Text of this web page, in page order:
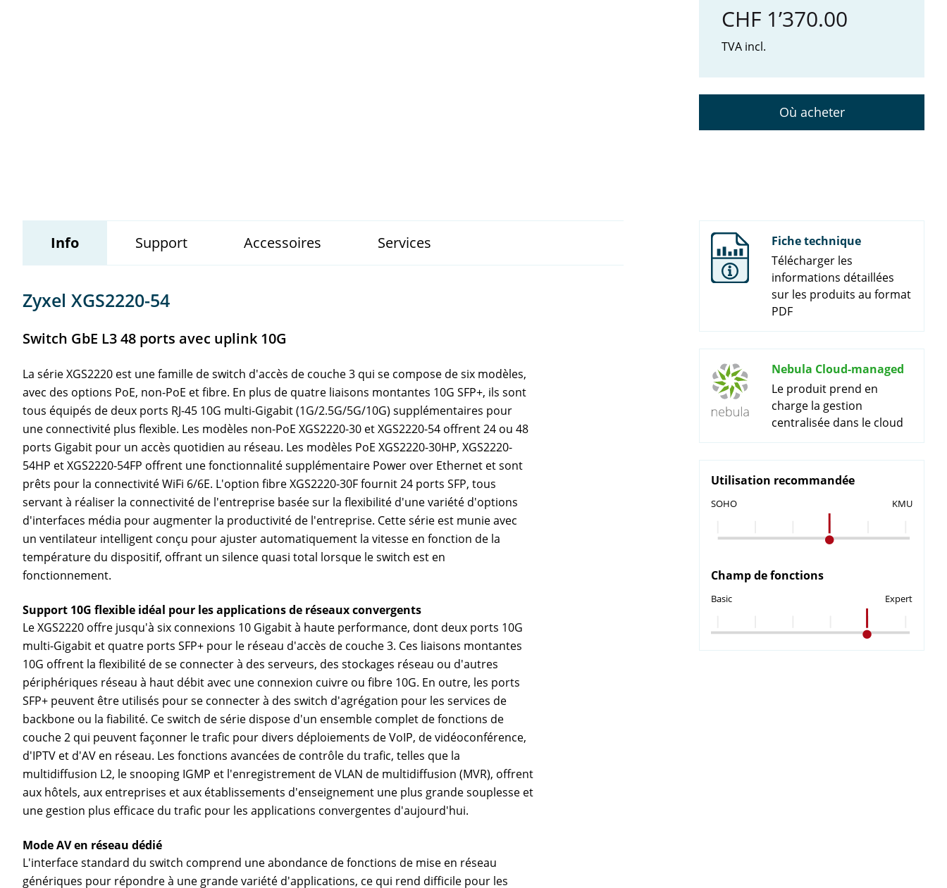
CHF 1’370.00
TVA incl.
Où acheter
Info Support Accessoires Services
Zyxel XGS2220-54
Switch GbE L3 48 ports avec uplink 10G
La série XGS2220 est une famille de switch d'accès de couche 3 qui se compose de six modèles,
avec des options PoE, non-PoE et fibre. En plus de quatre liaisons montantes 10G SFP+, ils sont
tous équipés de deux ports RJ-45 10G multi-Gigabit (1G/2.5G/5G/10G) supplémentaires pour
une connectivité plus flexible. Les modèles non-PoE XGS2220-30 et XGS2220-54 offrent 24 ou 48
ports Gigabit pour un accès quotidien au réseau. Les modèles PoE XGS2220-30HP, XGS2220-
54HP et XGS2220-54FP offrent une fonctionnalité supplémentaire Power over Ethernet et sont
prêts pour la connectivité WiFi 6/6E. L'option fibre XGS2220-30F fournit 24 ports SFP, tous
servant à réaliser la connectivité de l'entreprise basée sur la flexibilité d'une variété d'options
d'interfaces média pour augmenter la productivité de l'entreprise. Cette série est munie avec
un ventilateur intelligent conçu pour ajuster automatiquement la vitesse en fonction de la
température du dispositif, offrant un silence quasi total lorsque le switch est en
fonctionnement.
Support 10G flexible idéal pour les applications de réseaux convergents
Le XGS2220 offre jusqu'à six connexions 10 Gigabit à haute performance, dont deux ports 10G
multi-Gigabit et quatre ports SFP+ pour le réseau d'accès de couche 3. Ces liaisons montantes
10G offrent la flexibilité de se connecter à des serveurs, des stockages réseau ou d'autres
périphériques réseau à haut débit avec une connexion cuivre ou fibre 10G. En outre, les ports
SFP+ peuvent être utilisés pour se connecter à des switch d'agrégation pour les services de
backbone ou la fiabilité. Ce switch de série dispose d'un ensemble complet de fonctions de
couche 2 qui peuvent façonner le trafic pour divers déploiements de VoIP, de vidéoconférence,
d'IPTV et d'AV en réseau. Les fonctions avancées de contrôle du trafic, telles que la
multidiffusion L2, le snooping IGMP et l'enregistrement de VLAN de multidiffusion (MVR), offrent
aux hôtels, aux entreprises et aux établissements d'enseignement une plus grande souplesse et
une gestion plus efficace du trafic pour les applications convergentes d'aujourd'hui.
Mode AV en réseau dédié
L'interface standard du switch comprend une abondance de fonctions de mise en réseau
génériques pour répondre à une grande variété d'applications, ce qui rend difficile pour les
Fiche technique
Télécharger les
informations détaillées
sur les produits au format
PDF
Nebula Cloud-managed
Le produit prend en
charge la gestion
centralisée dans le cloud
Utilisation recommandée
SOHO KMU
Champ de fonctions
Basic Expert